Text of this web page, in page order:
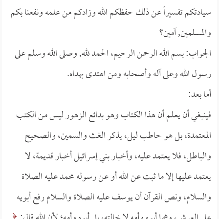
سيادتكم تفسيراً عن ذلك حفظكم الله وزادكم من علمه ونفعنا بكم
والمسلمين, آمين؟
الجواب: بسم الله الرحمن الرحيم، الحمد لله, وصلى الله وسلم على
رسول الله وعلى آله وأصحابه ومن اهتدى بهداه.
أما بعد:
فينبغي أن يعلم أن هذا الكتاب وهو بدائع الزهور ليس من الكتب
المعتمدة، بل هو حاطب ليل، يذكر الغث والسمين، والصحيح
والباطل، فلا يعتمد عليه، وأخبار بني إسرائيل أخبار قديمة، لا
يعتمد عليها إلا ما ثبت عن الله أو عن رسوله محمد عليه الصلاة
والسلام، ونص القرآن أن يوسف عليه الصلاة والسلام رفع أبويه